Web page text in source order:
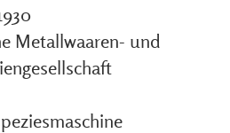
Metallwaaren- und